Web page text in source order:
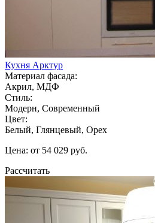
Кухня Арктур
Материал фасада:
Акрил, МДФ
Стиль:
Модерн, Современный
Цвет:
Белый, Глянцевый, Орех
Цена: от 54 029 руб.
Рассчитать